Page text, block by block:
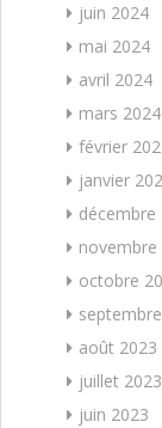
juin 2024
mai 2024
avril 2024
mars 2024
février
janvier
décembre
novembre
octobre
août 2023
juillet 2023
juin 2023